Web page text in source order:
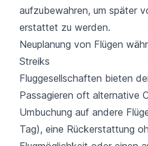
aufzubewahren, um später
erstattet zu werden.
Neuplanung von Flügen
Streiks
Fluggesellschaften bieten
Passagieren oft alternative
Umbuchung auf andere
Tag), eine Rückerstattung